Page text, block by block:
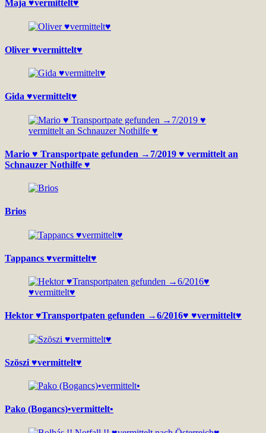
Maja ♥vermittelt♥
Oliver ♥vermittelt♥
Gida ♥vermittelt♥
Mario ♥ Transportpate gefunden →7/2019 ♥ vermittelt an
Schnauzer Nothilfe ♥
Brios
Tappancs ♥vermittelt♥
Hektor ♥Transportpaten gefunden →6/2016♥ ♥vermittelt♥
Szöszi ♥vermittelt♥
Pako (Bogancs)•vermittelt•